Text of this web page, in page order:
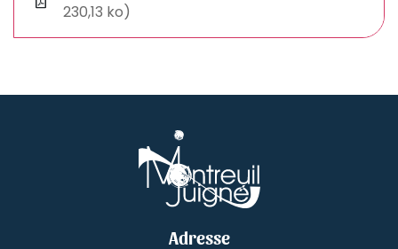
230,13 ko)
Adresse